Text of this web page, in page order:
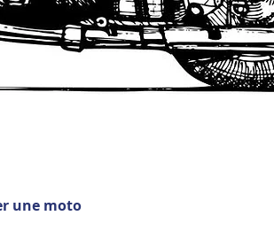
une moto